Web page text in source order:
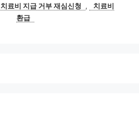
치료비 지급 거부 재심신청 ,
치료비
환급